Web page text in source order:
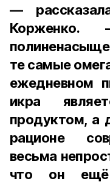
—
те самые
ежедневном
икра
продуктом, а
рационе
весьма
что он ещё